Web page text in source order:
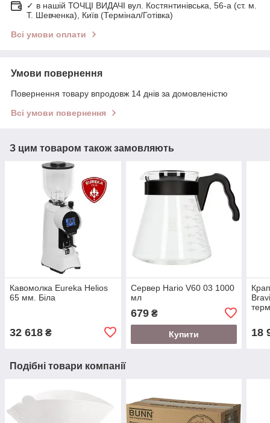
✓ в нашій ТОЧЦІ ВИДАЧІ вул. Костянтинівська, 56-а (ст. м.
Т. Шевченка), Київ (Термінал/Готівка)
Всі умови оплати
Умови повернення
Повернення товару впродовж 14 днів за домовленістю
Всі умови повернення
З цим товаром також замовляють
Кавомолка Eureka Helios
65 мм. Біла
32 618 ₴
Сервер Hario V60 03 1000
мл
679₴
Купити 18
Подібні товари компанії